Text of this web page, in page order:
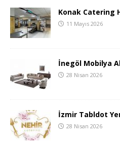
Konak Catering
11 Mayıs 2026
İnegöl Mobilya
28 Nisan 2026
İzmir Tabldot
28 Nisan 2026